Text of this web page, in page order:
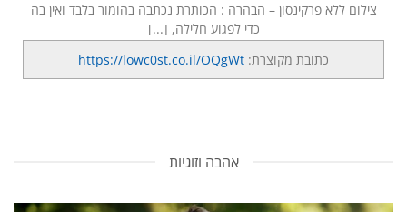
צילום ללא פרקינסון – הבהרה : הכותרת נכתבה בהומור בלבד ואין בה
כדי לפגוע חלילה, [...]
כתובת מקוצרת: https://lowc0st.co.il/OQgWt
אהבה וזוגיות